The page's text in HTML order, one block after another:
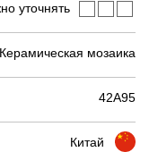
уточнять
Керамическая мозаика
42A95
Китай